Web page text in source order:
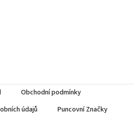
Obchodní podmínky
údajů
Puncovní Značky